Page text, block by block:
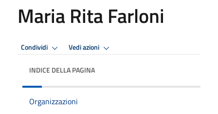
Maria Rita Farloni
Condividi Vedi azioni
INDICE DELLA PAGINA
Organizzazioni